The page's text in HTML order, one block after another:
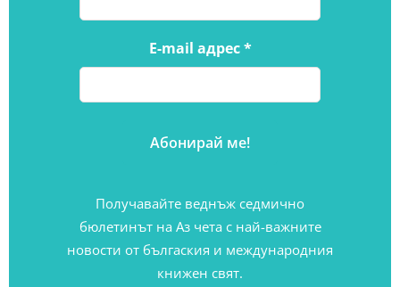
E-mail адрес*
Получавайте веднъж седмично
бюлетинът на Аз чета с най-важните
новости от бългаския и международния
книжен свят.